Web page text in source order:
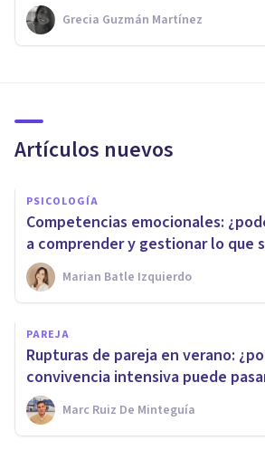
Grecia Guzmán Martínez
Artículos nuevos
PSICOLOGÍA
Competencias emocionales:
a comprender y gestionar lo que
Marian Batle Izquierdo
PAREJA
Rupturas de pareja en verano:
convivencia intensiva puede
Marc Ruiz De Minteguía